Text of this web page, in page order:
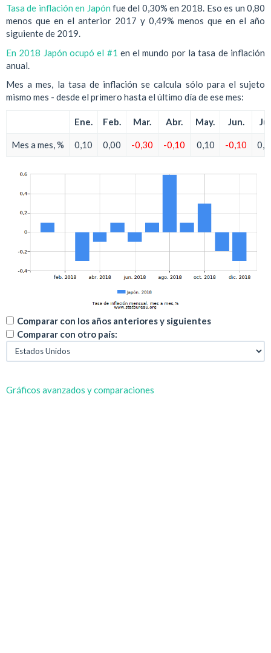
Tasa de inflación en Japón fue del 0,30% en 2018. Eso es un 0,80
menos que en el anterior 2017 y 0,49% menos que en el año
siguiente de 2019.
En 2018 Japón ocupó el #1 en el mundo por la tasa de inflación
anual.
Mes a mes, la tasa de inflación se calcula sólo para el sujeto
mismo mes - desde el primero hasta el último día de ese mes:
Ene. Feb. Mar. Abr. May. Jun.
Mes a mes, % 0,10 0,00 -0,30 -0,10 0,10 -0,10
Comparar con los años anteriores y siguientes
Comparar con otro país:
Gráficos avanzados y comparaciones